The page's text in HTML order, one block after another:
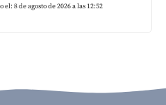
el: 8 de agosto de 2026 a las 12:52